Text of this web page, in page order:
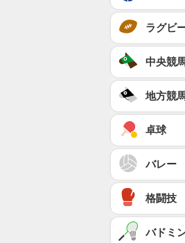
ラグビ
中央競
地方競
卓球
バレー
格闘技
バドミ